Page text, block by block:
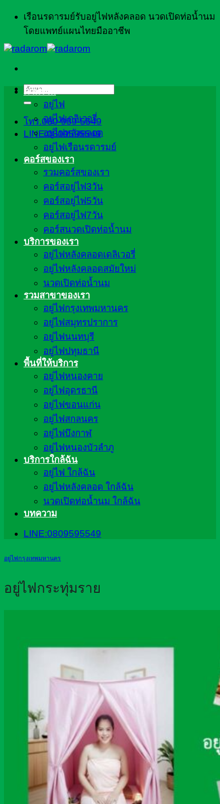
ข้าม
ยัง
เรือนรดารมย์รับอยู่ไฟหลังคลอด นวดเปิดท่อน้ำนม
โดยแพทย์แผนไทยมืออาชีพ
ค้นหา:
โทร.080-959-5549
LINE:0809595549
ภาพรวม
อยู่ไฟ
อยู่ไฟเดลิเวอรี่
อยู่ไฟหลังคลอด
อยู่ไฟเรือนรดารมย์
คอร์สของเรา
รวมคอร์สของเรา
คอร์สอยู่ไฟ3วัน
คอร์สอยู่ไฟ5วัน
คอร์สอยู่ไฟ7วัน
คอร์สนวดเปิดท่อน้ำนม
บริการของเรา
อยู่ไฟหลังคลอดเดลิเวอรี่
อยู่ไฟหลังคลอดสมัยใหม่
นวดเปิดท่อน้ำนม
รวมสาขาของเรา
อยู่ไฟกรุงเทพมหานคร
อยู่ไฟสมุทรปราการ
อยู่ไฟนนทบุรี
อยู่ไฟปทุมธานี
พื้นที่ให้บริการ
อยู่ไฟหนองคาย
อยู่ไฟอุดรธานี
อยู่ไฟขอนแก่น
อยู่ไฟสกลนคร
อยู่ไฟบึงกาฬ
อยู่ไฟหนองบัวลำภู
บริการใกล้ฉัน
อยู่ไฟ ใกล้ฉัน
อยู่ไฟหลังคลอด ใกล้ฉัน
นวดเปิดท่อน้ำนม ใกล้ฉัน
บทความ
LINE:0809595549
อยู่ไฟกรุงเทพมหานคร
อยู่ไฟกระทุ่มราย